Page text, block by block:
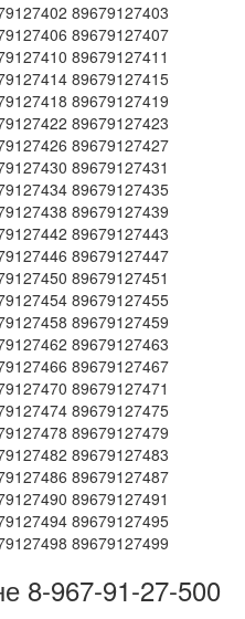
89679127403
89679127407
89679127411
89679127415
89679127419
89679127423
89679127427
89679127431
89679127435
89679127439
89679127443
89679127447
89679127451
89679127455
89679127459
89679127463
89679127467
89679127471
89679127475
89679127479
89679127483
89679127487
89679127491
89679127495
89679127499
8-967-91-27-500